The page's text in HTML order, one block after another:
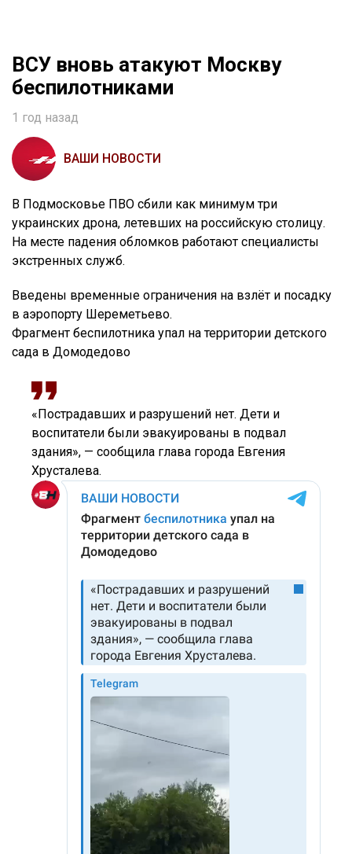
ВСУ вновь атакуют Москву
беспилотниками
1 год назад
ВАШИ НОВОСТИ
В Подмосковье ПВО сбили как минимум три
украинских дрона, летевших на российскую столицу.
На месте падения обломков работают специалисты
экстренных служб.
Введены временные ограничения на взлёт и посадку
в аэропорту Шереметьево.
Фрагмент беспилотника упал на территории детского
сада в Домодедово
«Пострадавших и разрушений нет. Дети и
воспитатели были эвакуированы в подвал
здания», — сообщила глава города Евгения
Хрусталева.